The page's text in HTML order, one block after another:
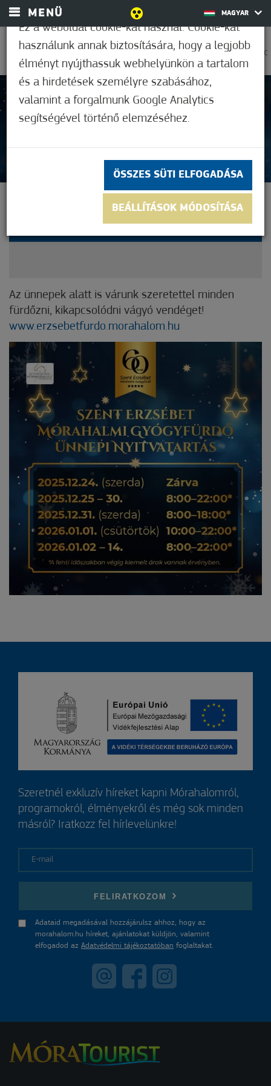
MENÜ MAGYAR
0
30,6°C
Nem értékelt
KARÁCSONYKOR IS NYITVA
A GYÓGYFÜRDŐ
Az ünnepek alatt is várunk szeretettel minden
fürdőzni, kikapcsolódni vágyó vendéget!
www.erzsebetfurdo.morahalom.hu
Ez a weboldal cookie-kat használ. Cookie-kat
használunk annak biztosítására, hogy a legjobb
élményt nyújthassuk webhelyünkön a tartalom
és a hirdetések személyre szabásához,
valamint a forgalmunk Google Analytics
segítségével történő elemzéséhez.
ÖSSZES SÜTI ELFOGADÁSA
BEÁLLÍTÁSOK MÓDOSÍTÁSA
Szeretnél exkluzív híreket kapni Mórahalomról,
programokról, élményekről és még sok minden
másról? Iratkozz fel hírlevelünkre!
FELIRATKOZOM
Adataid megadásával hozzájárulsz ahhoz, hogy az
morahalom.hu híreket, ajánlatokat küldjön, valamint
elfogadod az Adatvédelmi tájékoztatóban foglaltakat.